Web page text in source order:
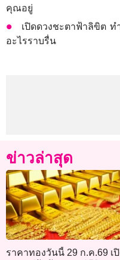
คุณอยู่
เปิดดวงชะตาฟ้าลิขิต
อะไรราบรื่น
ข่าวล่าสุด
ราคาทองวันนี้ 29 ก.ค.69 เ